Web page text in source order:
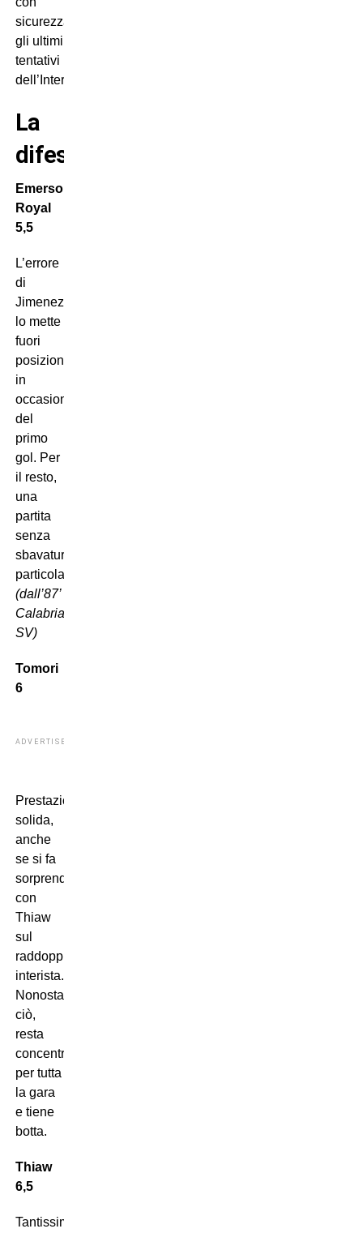
sicurezza
gli ultimi
tentativi
dell’Inter.
La
difesa
Emerson
Royal
5,5
L’errore
di
Jimenez
lo mette
fuori
posizione
in
occasione
del
primo
gol. Per
il resto,
una
partita
senza
sbavature
particolari.
(dall’87’
Calabria
SV)
Tomori
6
ADVERTISEMENT
Prestazione
solida,
anche
se si fa
sorprendere
con
Thiaw
sul
raddoppio
interista.
Nonostante
ciò,
resta
concentrato
per tutta
la gara
e tiene
botta.
Thiaw
6,5
Tantissimi